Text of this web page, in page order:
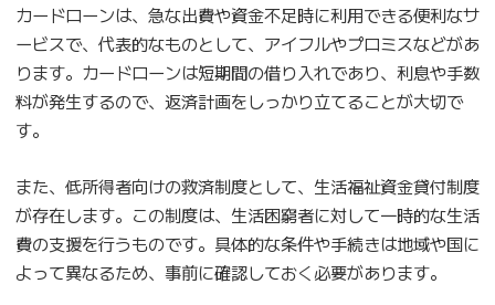
カードローンは、急な出費や資金不足時に利用できる便利なサ
ービスで、代表的なものとして、アイフルやプロミスなどがあ
ります。カードローンは短期間の借り入れであり、利息や手数
料が発生するので、返済計画をしっかり立てることが大切で
す。
また、低所得者向けの救済制度として、生活福祉資金貸付制度
が存在します。この制度は、生活困窮者に対して一時的な生活
費の支援を行うものです。具体的な条件や手続きは地域や国に
よって異なるため、事前に確認しておく必要があります。